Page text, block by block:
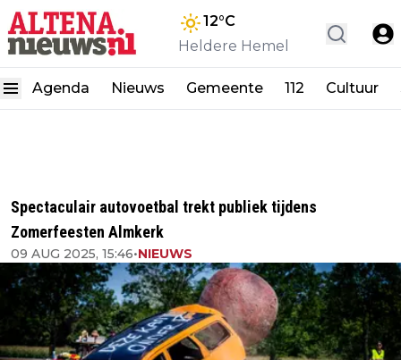
12°C
Heldere Hemel
Agenda Nieuws Gemeente 112 Cultuur
Spectaculair autovoetbal trekt publiek tijdens
Zomerfeesten Almkerk
09 AUG 2025, 15:46•NIEUWS